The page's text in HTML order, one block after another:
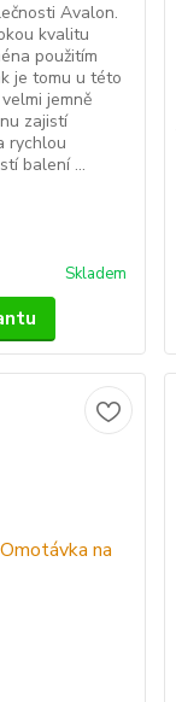
Avalon.
kvalitu
použitím
je tomu u této
jemně
zajistí
rychlou
balení ...
Skladem